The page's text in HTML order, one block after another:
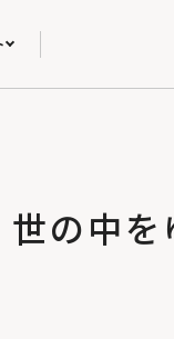
の中を